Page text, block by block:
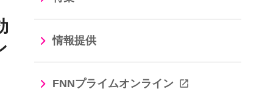
情報提供
FNNプライムオンライン